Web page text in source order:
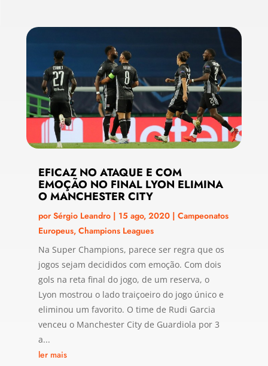
EFICAZ NO ATAQUE E COM
EMOÇÃO NO FINAL LYON ELIMINA
O MANCHESTER CITY
porSérgio Leandro| 15 ago, 2020| Campeonatos
Europeus, Champions Leagues
Na Super Champions, parece ser regra que os
jogos sejam decididos com emoção. Com dois
gols na reta final do jogo, de um reserva, o
Lyon mostrou o lado traiçoeiro do jogo único e
eliminou um favorito. O time de Rudi Garcia
venceu o Manchester City de Guardiola por 3
a...
ler mais